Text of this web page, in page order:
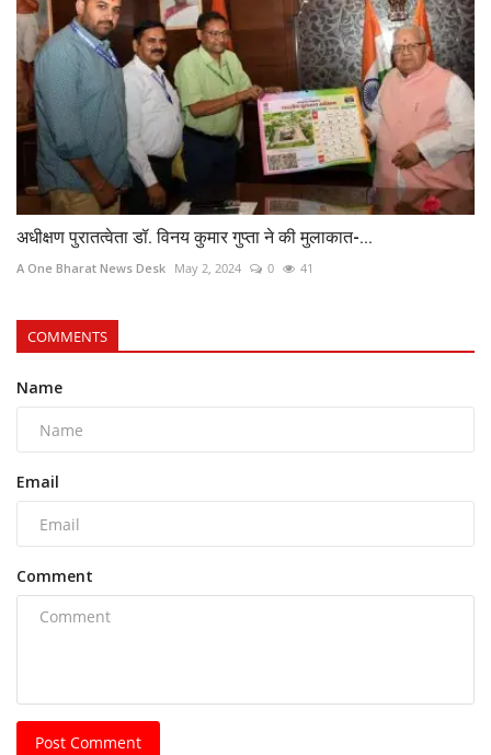
अधीक्षण पुरातत्वेता डॉ. विनय कुमार गुप्ता ने की मुलाकात-...
A One Bharat News Desk May 2, 2024 0 41
COMMENTS
Name
Email
Comment
Post Comment